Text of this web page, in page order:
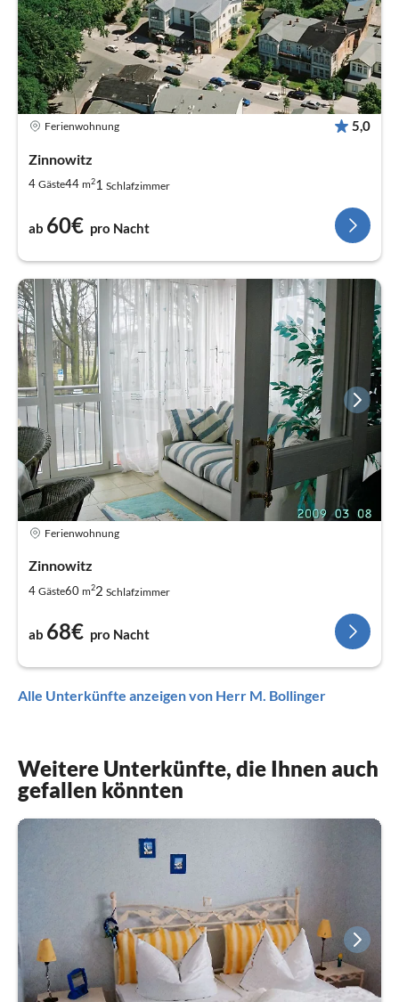
Ferienwohnung 5,0
Zinnowitz
4 Gäste44 m21 Schlafzimmer
ab 60€ pro Nacht
Ferienwohnung
Zinnowitz
4 Gäste60 m22 Schlafzimmer
ab 68€ pro Nacht
Alle Unterkünfte anzeigen von Herr M. Bollinger
Weitere Unterkünfte, die Ihnen auch
gefallen könnten